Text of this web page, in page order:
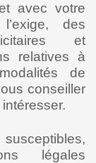
avec votre
des
et
relatives à
de
conseiller
légales